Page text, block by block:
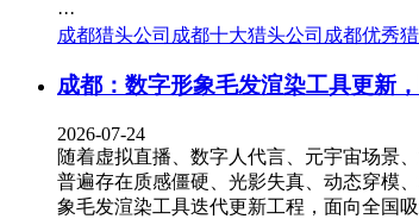
···
成都猎头公司 成都十大猎头公司 成都优秀
成都：数字形象毛发渲染工具更新
2026-07-24
随着虚拟直播、数字人代言、元宇宙场景
普遍存在质感僵硬、光影失真、动态穿模
象毛发渲染工具迭代更新工程，面向全国